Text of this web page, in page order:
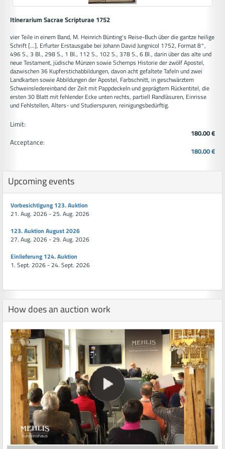
Itinerarium Sacrae Scripturae 1752
vier Teile in einem Band, M. Heinrich Bünting's Reise-Buch über die gantze heilige
Schrift [...], Erfurter Erstausgabe bei Johann David Jungnicol 1752, Format 8°,
496 S., 3 Bl., 298 S., 1 Bl., 112 S., 102 S., 378 S., 6 Bl., darin über das alte und
neue Testament, jüdische Münzen sowie Schemps Historie der zwölf Apostel,
dazwischen 36 Kupferstichabbildungen, davon acht gefaltete Tafeln und zwei
Landkarten sowie Abbildungen der Apostel, Farbschnitt, in geschwärztem
Schweinsledereinband der Zeit mit Pappdeckeln und geprägtem Rückentitel, die
ersten 30 Blatt mit fehlender Ecke unten rechts, partiell Randläsuren, Einrisse
und Fehlstellen, Alters- und Studierspuren, reinigungsbedürftig.
Limit:
180.00 €
Acceptance:
180.00 €
Upcoming events
Vorbesichtigung 123. Auktion
21. Aug. 2026 - 25. Aug. 2026
123. Auktion August 2026
27. Aug. 2026 - 29. Aug. 2026
Einlieferung 124. Auktion
1. Sept. 2026 - 24. Sept. 2026
How does an auction work